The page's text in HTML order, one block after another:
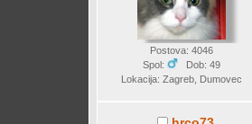
Postova: 4046
Spol:
Dob: 49
Lokacija: Zagreb, Dumovec